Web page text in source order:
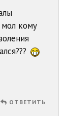
мол кому
ОТВЕТИТЬ